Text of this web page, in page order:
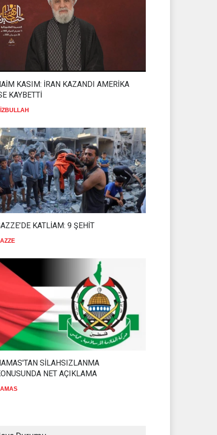
KASIM: İRAN KAZANDI AMERİKA
KAYBETTİ
KATLİAM: 9 ŞEHİT
SİLAHSIZLANMA
NET AÇIKLAMA